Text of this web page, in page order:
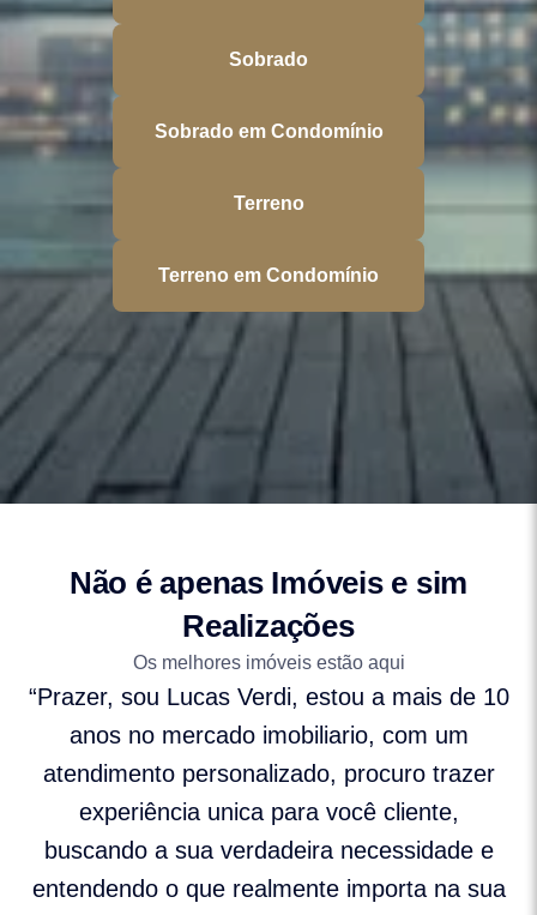
Sobrado
Sobrado em Condomínio
Terreno
Terreno em Condomínio
Não é apenas Imóveis e sim
Realizações
Os melhores imóveis estão aqui
“Prazer, sou Lucas Verdi, estou a mais de 10
anos no mercado imobiliario, com um
atendimento personalizado, procuro trazer
experiência unica para você cliente,
buscando a sua verdadeira necessidade e
entendendo o que realmente importa na sua